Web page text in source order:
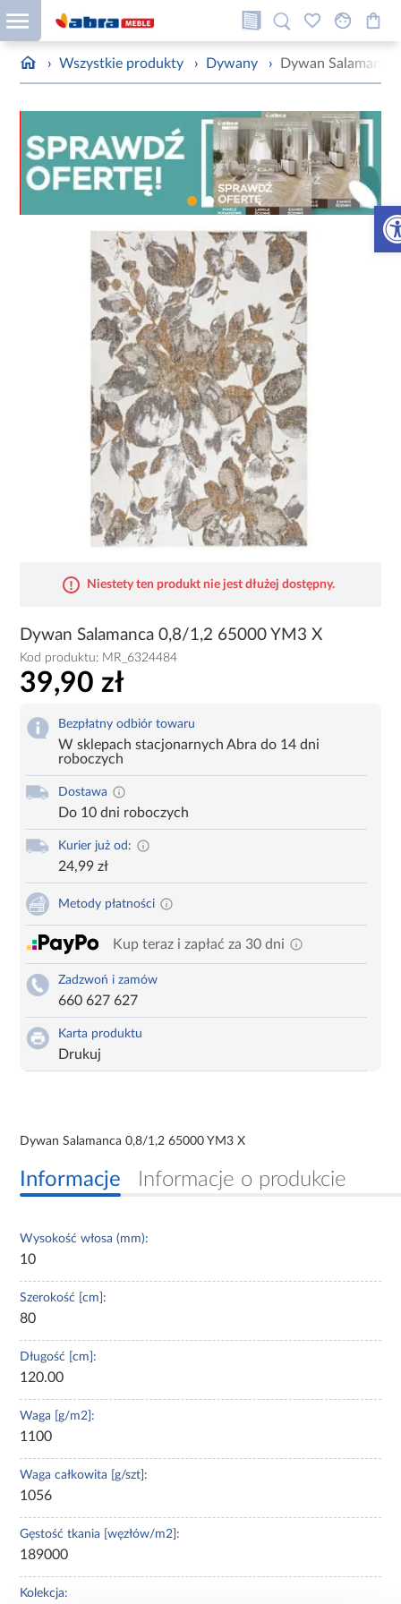
› Wszystkie produkty › Dywany › Dywan
Niestety ten produkt nie jest dłużej dostępny.
Dywan Salamanca 0,8/1,2 65000 YM3 X
Kod produktu: MR_6324484
39,90 zł
Bezpłatny odbiór towaru
W sklepach stacjonarnych Abra do 14 dni
roboczych
Dostawa
Do 10 dni roboczych
Kurier już od:
24,99 zł
Metody płatności
Kup teraz i zapłać za 30 dni
Zadzwoń i zamów
660 627 627
Karta produktu
Drukuj
Dywan Salamanca 0,8/1,2 65000 YM3 X
Informacje Informacje o produkcie
Wysokość włosa (mm):
10
Szerokość [cm]:
80
Długość [cm]:
120.00
Waga [g/m2]:
1100
Waga całkowita [g/szt]:
1056
Gęstość tkania [węzłów/m2]:
189000
Kolekcja: